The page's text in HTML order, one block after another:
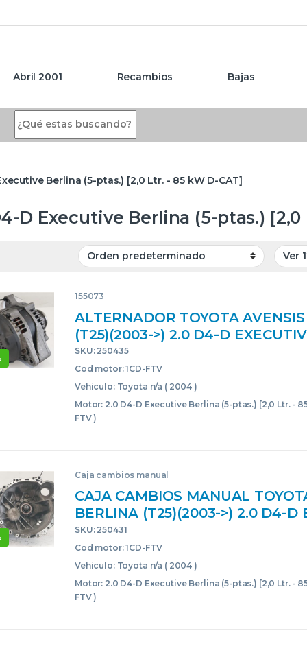
Abril 2001 Recambios Bajas
Berlina (5-ptas.) [2,0 Ltr. - 85 kW D-CAT]
D Executive Berlina (5-ptas.)
155073
ALTERNADOR TOYOTA
(T25)(2003->) 2.0 D4-D
(5-PTAS.) [2,0 LTR. – 85 KW D-
1CDFTV 0986082030 986082030
GENERADOR
SKU: 250435
Cod motor: 1CD-FTV
Vehiculo: Toyota n/a ( 2004 )
Motor: 2.0 D4-D Executive Berlina (5-ptas.) [2,0 Ltr. -
FTV )
Caja cambios manual
CAJA CAMBIOS MANUAL
BERLINA (T25)(2003->) 2.0 D4-D
BERLINA (5-PTAS.) [2,0 LTR. – 85
1CD-FTV 1CDFTV D1F4EAE350A
TRANSMISION
SKU: 250431
Cod motor: 1CD-FTV
Vehiculo: Toyota n/a ( 2004 )
Motor: 2.0 D4-D Executive Berlina (5-ptas.) [2,0 Ltr. -
FTV )